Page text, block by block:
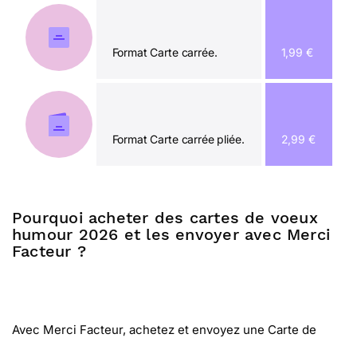
Format Carte carrée. 1,99 €
Format Carte carrée pliée. 2,99 €
Pourquoi acheter des cartes de voeux
humour 2026 et les envoyer avec Merci
Facteur ?
Avec Merci Facteur, achetez et envoyez une Carte de